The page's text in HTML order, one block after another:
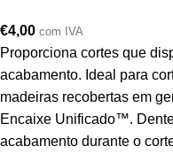
€4,00 com IVA
Proporciona cortes que
acabamento. Ideal para
madeiras recobertas em
Encaixe Unificado™.
acabamento durante o